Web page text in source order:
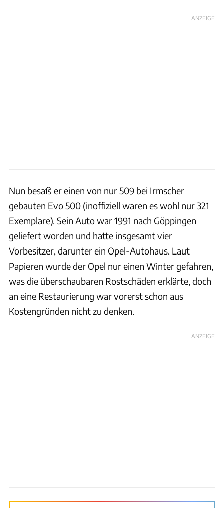
ANZEIGE
Nun besaß er einen von nur 509 bei Irmscher
gebauten Evo 500 (inoffiziell waren es wohl nur 321
Exemplare). Sein Auto war 1991 nach Göppingen
geliefert worden und hatte insgesamt vier
Vorbesitzer, darunter ein Opel-Autohaus. Laut
Papieren wurde der Opel nur einen Winter gefahren,
was die überschaubaren Rostschäden erklärte, doch
an eine Restaurierung war vorerst schon aus
Kostengründen nicht zu denken.
ANZEIGE